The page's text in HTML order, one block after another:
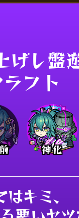
げし盤
フト
神化
はキミ、